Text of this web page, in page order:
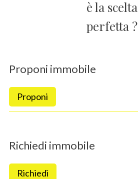
è la scelta
perfetta ?
Proponi immobile
Proponi
Richiedi immobile
Richiedi